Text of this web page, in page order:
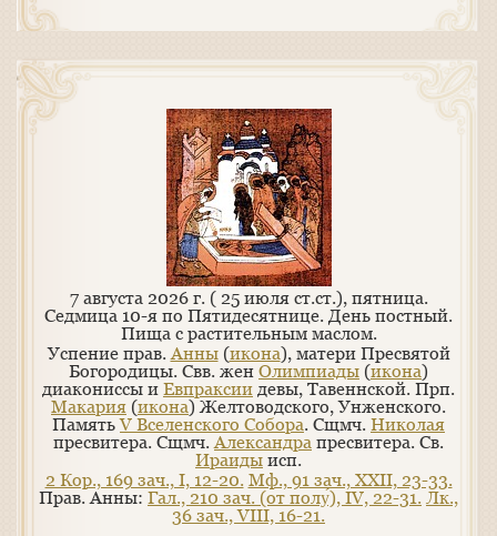
7 августа 2026 г. ( 25 июля ст.ст.), пятница.
Седмица 10-я по Пятидесятнице. День постный.
Пища с растительным маслом.
Успение прав. Анны(икона), матери Пресвятой
Богородицы. Свв. жен Олимпиады (икона)
диакониссы и Евпраксии девы, Тавеннской. Прп.
Макария (икона) Желтоводского, Унженского.
ПамятьV Вселенского Собора. Сщмч. Николая
пресвитера. Сщмч. Александра пресвитера. Св.
Ираиды исп.
2 Кор., 169 зач., I, 12-20. Мф., 91 зач., XXII, 23-33.
Прав. Анны: Гал., 210 зач. (от полу́), IV, 22-31. Лк.,
36 зач., VIII, 16-21.